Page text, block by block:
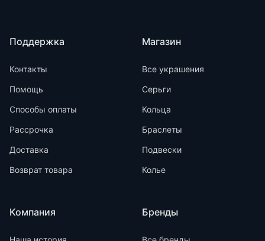
Поддержка
Контакты
Помощь
Способы оплаты
Рассрочка
Доставка
Возврат товара
Компания
Магазин
Все украшения
Серьги
Кольца
Браслеты
Подвески
Колье
Бренды